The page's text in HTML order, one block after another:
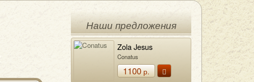
Наши предложения
Zola Jesus
Conatus
1100р.